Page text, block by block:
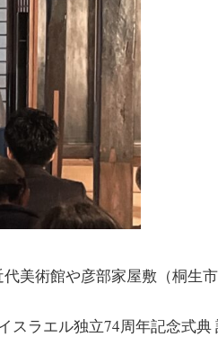
美術館や彦部家屋敷（桐生
ラエル独立74周年記念式典